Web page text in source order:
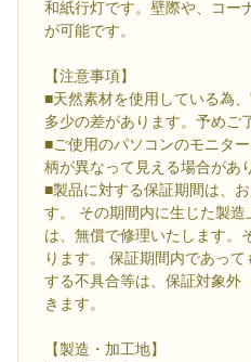
和紙行灯です。壁際や、コー
が可能です。
【注意事項】
■天然素材を使用している為
多少の差があります。予めご
■ご使用のパソコンのモニタ
柄が異なって見える場合があ
■製品に対する保証期間は、
す。 その期間内に生じた製
は、無償で修理いたします。
ります。 保証期間内であっ
する不具合等は、保証対象外
きます。
【製造・加工地】